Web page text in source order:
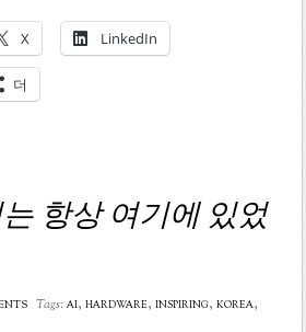
X LinkedIn
더
항상 여기에 있었
Tags:ai, hardware, inspiring, korea,